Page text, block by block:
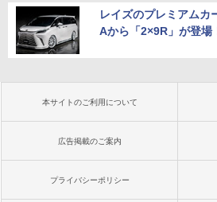
レイズのプレミアムカ
Aから「2×9R」が登場
本サイトのご利用について
広告掲載のご案内
プライバシーポリシー